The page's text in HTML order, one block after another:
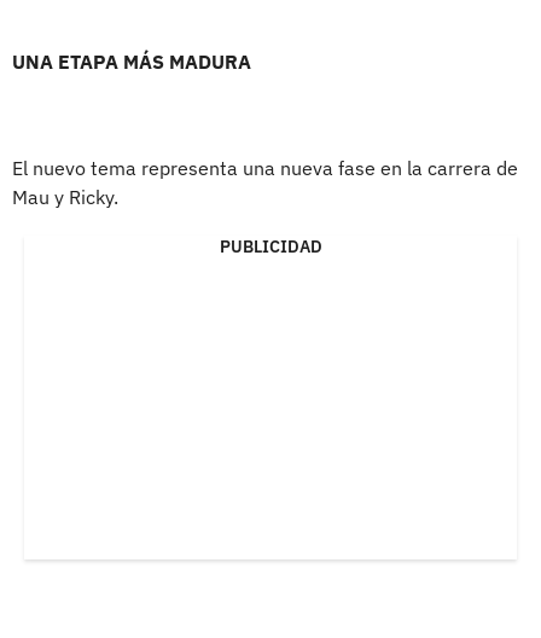
UNA ETAPA MÁS MADURA
El nuevo tema representa una nueva fase en la carrera de
Mau y Ricky.
PUBLICIDAD